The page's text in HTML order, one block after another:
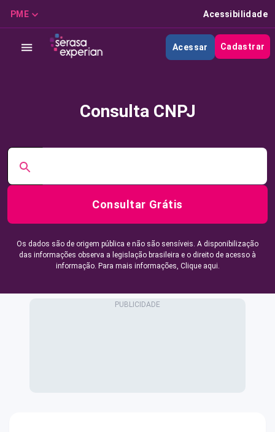
PME Acessibilidade
Acessar Cadastrar
Consulta CNPJ
Consultar Grátis
Os dados são de origem pública e não são sensíveis. A disponibilização
das informações observa a legislação brasileira e o direito de acesso à
informação. Para mais informações, Clique aqui.